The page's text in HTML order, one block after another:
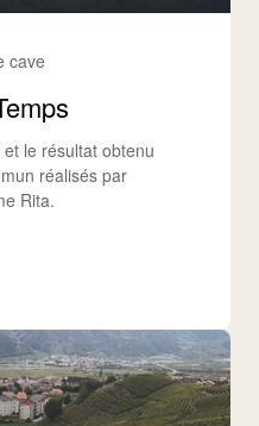
cave
le résultat obtenu
réalisés par
Rita.